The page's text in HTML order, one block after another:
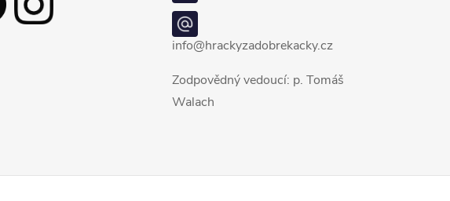
info@hrackyzadobrekacky.cz
Zodpovědný vedoucí: p. Tomáš
Walach